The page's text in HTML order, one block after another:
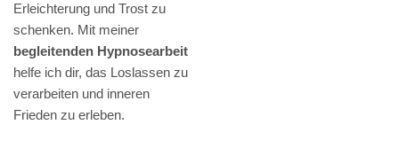
Erleichterung und Trost zu
schenken. Mit meiner
begleitenden Hypnosearbeit
helfe ich dir, das Loslassen zu
verarbeiten und inneren
Frieden zu erleben.